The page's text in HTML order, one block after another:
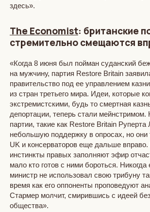
здесь».
The Economist: британские
стремительно смещаются
«Когда 8 июня был пойман суданский
на мужчину, партия Restore Britain
правительство под ее управлением
из стран третьего мира. Идеи, которые
экстремистскими, будь то смертная
депортации, теперь стали
партии, такие как Restore Britain Руперта
небольшую поддержку в опросах, но они
UK и консерваторов еще дальше
инстинкты правых заполняют эфир
мало кто готов с ними бороться.
министр не использовал свою трибуну
время как его оппоненты проповедуют
Стармер молчит, смирившись с идеей
общества».